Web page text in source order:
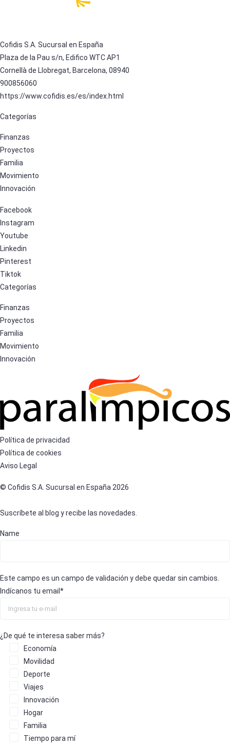
Cofidis S.A. Sucursal en España
Plaza de la Pau s/n, Edifico WTC AP1
Cornellà de Llobregat, Barcelona, 08940
900856060
https://www.cofidis.es/es/index.html
Categorías
Finanzas
Proyectos
Familia
Movimiento
Innovación
Facebook
Instagram
Youtube
Linkedin
Pinterest
Tiktok
Categorías
Finanzas
Proyectos
Familia
Movimiento
Innovación
Política de privacidad
Política de cookies
Aviso Legal
© Cofidis S.A. Sucursal en España 2026
Suscríbete al blog y recibe las novedades.
Name
Este campo es un campo de validación y debe quedar sin cambios.
Indícanos tu email *
¿De qué te interesa saber más?
Economía
Movilidad
Deporte
Viajes
Innovación
Hogar
Familia
Tiempo para mí